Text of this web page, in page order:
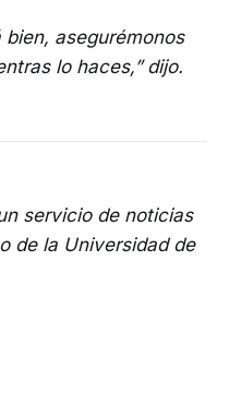
bien, asegurémonos
lo haces,” dijo.
servicio de noticias
de la Universidad de